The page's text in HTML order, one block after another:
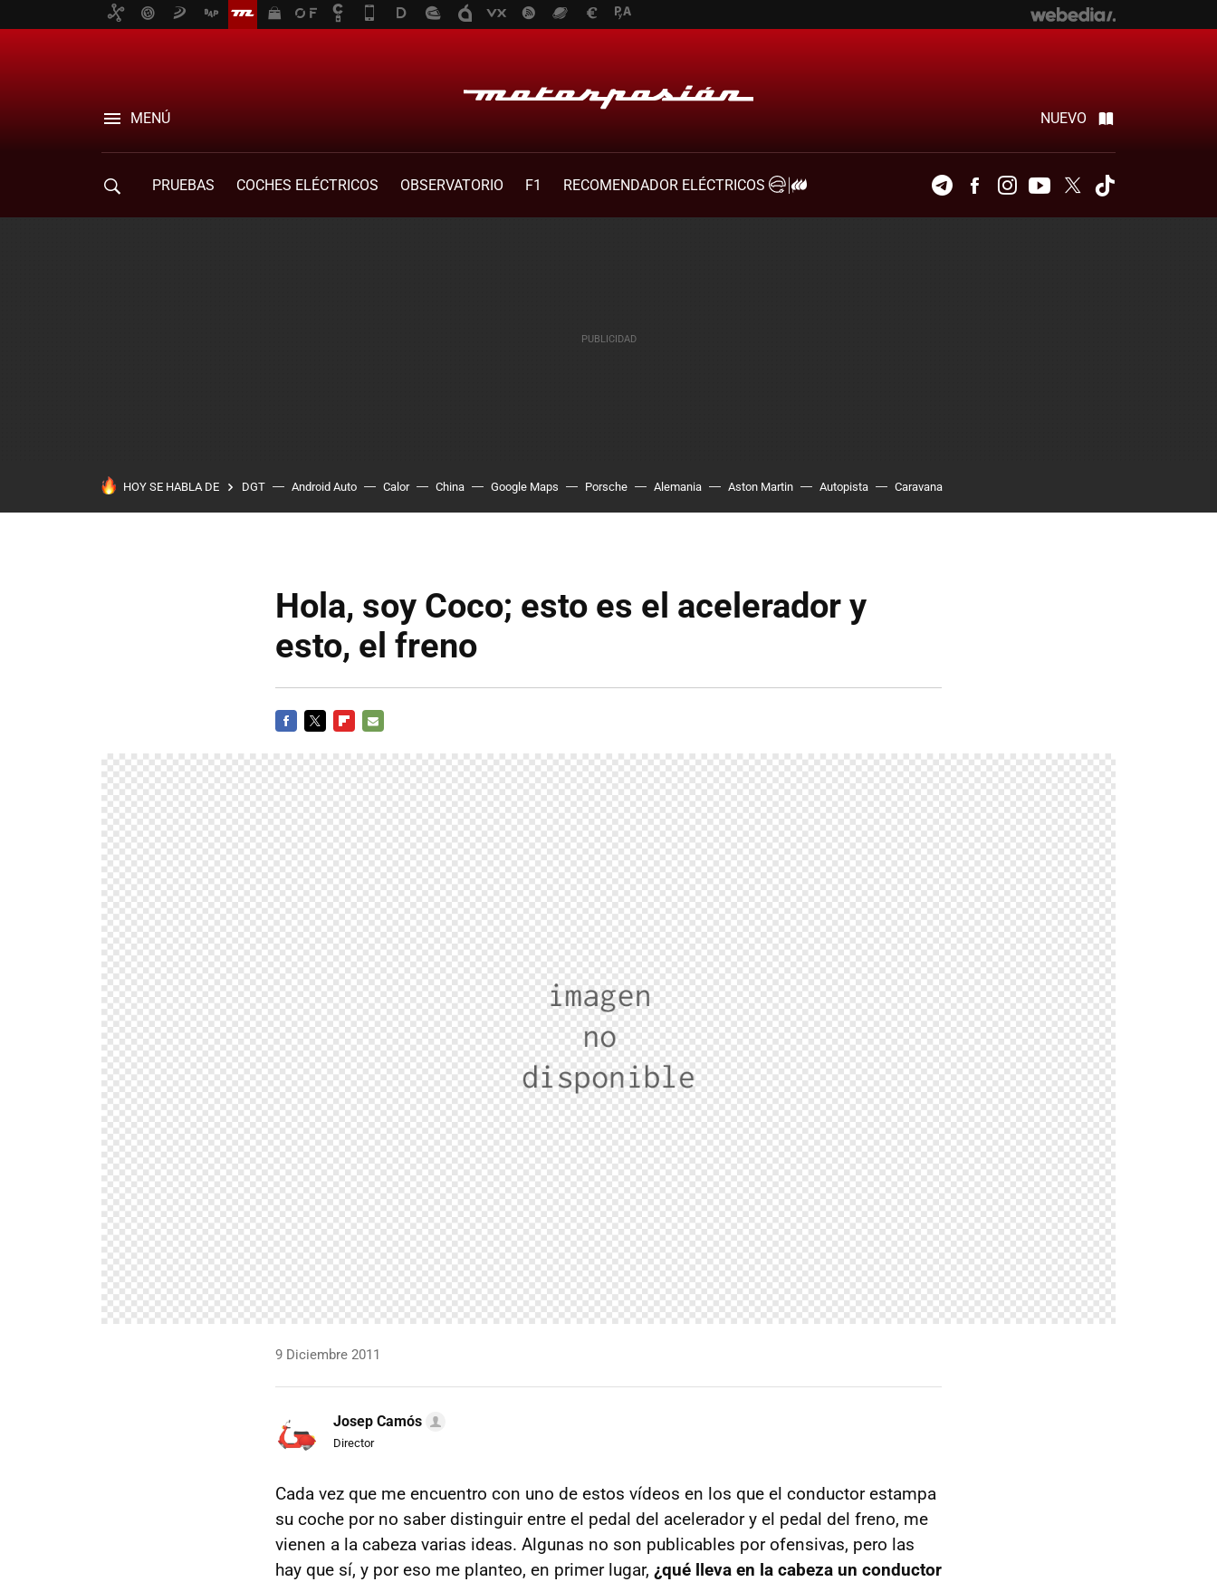
MENÚ NUEVO
PRUEBAS COCHES ELÉCTRICOS OBSERVATORIO F1
RECOMENDADOR ELÉCTRICOS
TelegramFacebookInstagramYoutubeTwitter
HOY SE HABLA DE DGT Android Auto Calor China Google Maps Porsche Alemania Aston Martin Autopista Caravana
Hola, soy Coco; esto es el acelerador y
esto, el freno
MAIL
9 Diciembre 2011
Josep Camós
Director
Cada vez que me encuentro con uno de estos vídeos en los que el conductor estampa
su coche por no saber distinguir entre el pedal del acelerador y el pedal del freno, me
vienen a la cabeza varias ideas. Algunas no son publicables por ofensivas, pero las
hay que sí, y por eso me planteo, en primer lugar, ¿qué lleva en la cabeza un conductor